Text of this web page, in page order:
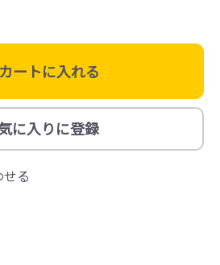
カートに入れる
に入りに登録
る